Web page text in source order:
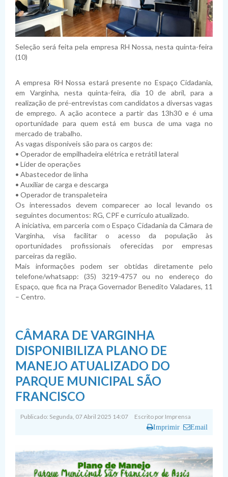
Seleção será feita pela empresa RH Nossa, nesta quinta-feira
(10)
A empresa RH Nossa estará presente no Espaço Cidadania,
em Varginha, nesta quinta-feira, dia 10 de abril, para a
realização de pré-entrevistas com candidatos a diversas vagas
de emprego. A ação acontece a partir das 13h30 e é uma
oportunidade para quem está em busca de uma vaga no
mercado de trabalho.
As vagas disponíveis são para os cargos de:
• Operador de empilhadeira elétrica e retrátil lateral
• Líder de operações
• Abastecedor de linha
• Auxiliar de carga e descarga
• Operador de transpaleteira
Os interessados devem comparecer ao local levando os
seguintes documentos: RG, CPF e currículo atualizado.
A iniciativa, em parceria com o Espaço Cidadania da Câmara de
Varginha, visa facilitar o acesso da população às
oportunidades profissionais oferecidas por empresas
parceiras da região.
Mais informações podem ser obtidas diretamente pelo
telefone/whatsapp: (35) 3219-4757 ou no endereço do
Espaço, que fica na Praça Governador Benedito Valadares, 11
– Centro.
CÂMARA DE VARGINHA
DISPONIBILIZA PLANO DE
MANEJO ATUALIZADO DO
PARQUE MUNICIPAL SÃO
FRANCISCO
Publicado: Segunda, 07 Abril 2025 14:07 Escrito por Imprensa
Imprimir Email